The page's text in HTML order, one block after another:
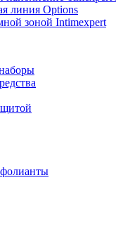
линия Options
зоной Intimexpert